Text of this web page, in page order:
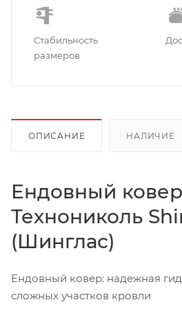
Стабильность
размеров
ОПИСАНИЕ НАЛИЧИЕ
Ендовный ковер
Технониколь
(Шинглас)
Ендовный ковер: надежная
сложных участков кровли